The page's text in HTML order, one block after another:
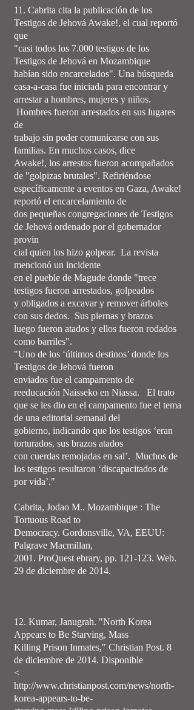
11. Cabrita cita la publicación de los
Testigos de Jehová Awake!, el cual reportó
que
"casi todos los 7.000 testigos de los
Testigos de Jehová en Mozambique
habían sido encarcelados". Una búsqueda
casa-a-casa fue iniciada para encontrar y
arrestar a hombres, mujeres y niños.
Hombres fueron arrestados en sus lugares
de
trabajo sin poder comunicarse con sus
familias. En muchos casos, dice
Awake!, los arrestos fueron acompañados
de "golpizas brutales". Refiriéndose
específicamente a eventos en Gaza, Awake!
reportó el encarcelamiento de
dos pequeñas congregaciones de Testigos
de Jehová ordenado por el gobernador
provin
cial quien los hizo golpear. La revista
mencionó un incidente
en el pueble de Magude donde "trece
testigos fueron arrestados, golpeados
y obligados a excavar y remover árboles
con sus dedos. Sus piernas y brazos
luego fueron atados y ellos fueron rodados
como barriles".
"Uno de los ‘últimos destinos’ donde los
Testigos de Jehová fueron
enviados fue el campamento de
reeducación Naisseko en Niassa. El trato
que se les dio en el campamento fue el tema
de una editorial semanal del
gobierno, indicando que los testigos ‘eran
torturados, sus brazos atados
con cuerdas remojadas en sal’. Muchos de
los testigos resultaron ‘discapacitados de
por vida’."
Cabrita, Jodao M.. Mozambique : The
Tortuous Road to
Democracy. Gordonsville, VA, EEUU:
Palgrave Macmillan,
2001. ProQuest ebrary, pp. 121-123. Web.
29 de diciembre de 2014.
12. Kumar, Janugrah. "North Korea
Appears to Be Starving, Mass
Killing Prison Inmates," Christian Post. 8
de diciembre de 2014. Disponible
<
http://www.christianpost.com/news/north-
korea-appears-to-be-